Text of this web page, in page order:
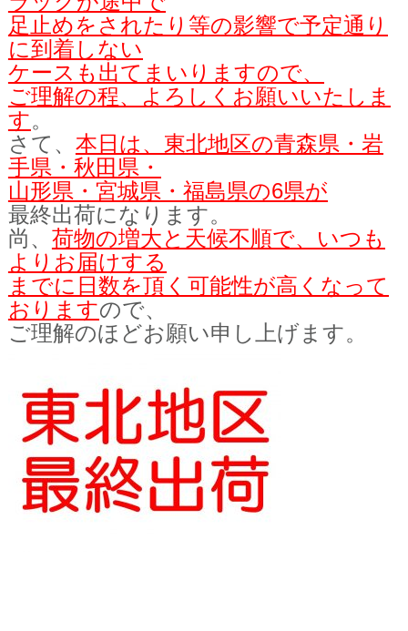
足止めをされたり等の影響で予定通り
に到着しない
ケースも出てまいりますので、
ご理解の程、よろしくお願いいたしま
す。
さて、 本日は、東北地区の青森県・岩
手県・秋田県・
山形県・宮城県・福島県の6県が
最終出荷になります。
尚、 荷物の増大と天候不順で、いつも
よりお届けする
までに日数を頂く可能性が高くなって
おりますので、
ご理解のほどお願い申し上げます。